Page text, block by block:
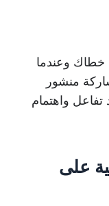
وعندما
منشور
واهتمام
على